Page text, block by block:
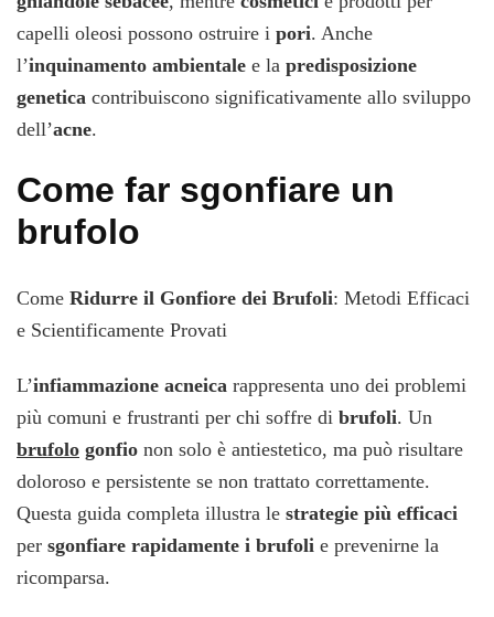
capelli oleosi possono ostruire i pori. Anche
l’inquinamento ambientale e la predisposizione
genetica contribuiscono significativamente allo sviluppo
dell’acne.
Come far sgonfiare un
brufolo
Come Ridurre il Gonfiore dei Brufoli: Metodi Efficaci
e Scientificamente Provati
L’infiammazione acneica rappresenta uno dei problemi
più comuni e frustranti per chi soffre di brufoli. Un
brufolo gonfio non solo è antiestetico, ma può risultare
doloroso e persistente se non trattato correttamente.
Questa guida completa illustra le strategie più efficaci
per sgonfiare rapidamente i brufoli e prevenirne la
ricomparsa.